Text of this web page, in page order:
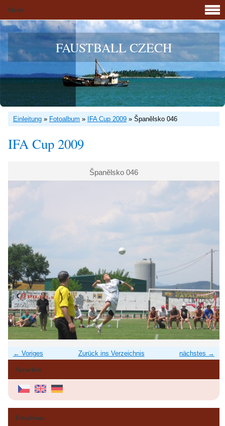
FAUSTBALL CZECH
Einleitung » Fotoalbum » IFA Cup 2009 » Španělsko 046
IFA Cup 2009
Španělsko 046
← Voriges nächstes →
Zurück ins Verzeichnis
Sprachen
Menü
Fotoalbum